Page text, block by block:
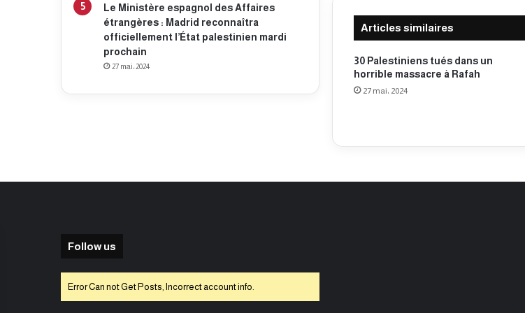
à
a
k
a
p
Articles similaires
30 Palestiniens tués dans un
horrible massacre à Rafah
27 mai، 2024
Le Ministère espagnol des Affaires
étrangères : Madrid reconnaîtra
officiellement l’État palestinien mardi
prochain
27 mai، 2024
Follow us
Error Can not Get Posts, Incorrect account info.